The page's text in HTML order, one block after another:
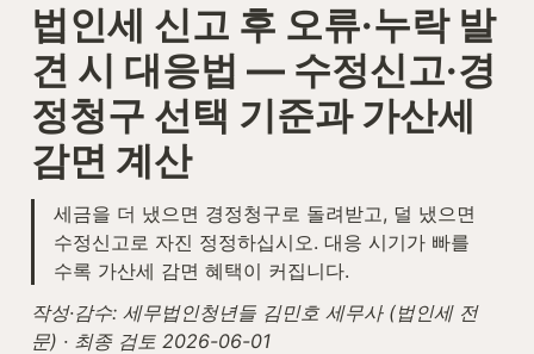
법인세 신고 후 오류·누락 발
견 시 대응법 — 수정신고·경
정청구 선택 기준과 가산세
감면 계산
세금을 더 냈으면 경정청구로 돌려받고, 덜 냈으면
수정신고로 자진 정정하십시오. 대응 시기가 빠를
수록 가산세 감면 혜택이 커집니다.
작성·감수: 세무법인청년들 김민호 세무사 (법인세 전
문) · 최종 검토 2026-06-01